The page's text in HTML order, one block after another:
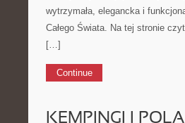
wytrzymała, elegancka i
Całego Świata. Na tej stronie
[…]
Continue
KEMPINGI I